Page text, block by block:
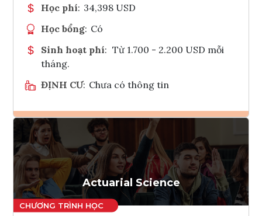
Học phí: 34,398 USD
Học bổng: Có
Sinh hoạt phí: Từ 1.700 - 2.200 USD mỗi
tháng.
ĐỊNH CƯ: Chưa có thông tin
Ghi danh
Tham vấn Interlink
Actuarial Science